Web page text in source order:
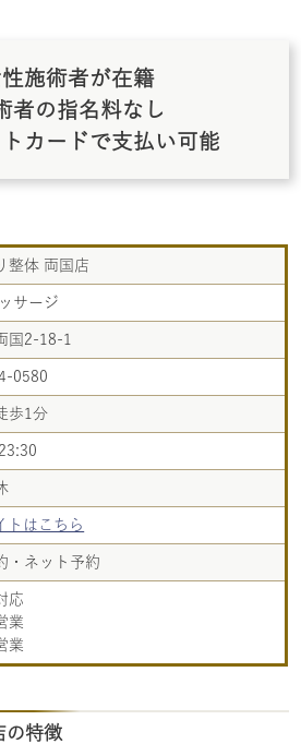
性施術者が在籍
者の指名料なし
トカードで支払い可能
整体 両国店
サージ
国2-18-1
0580
歩1分
トはこちら
・ネット予約
応
業
業
の特徴